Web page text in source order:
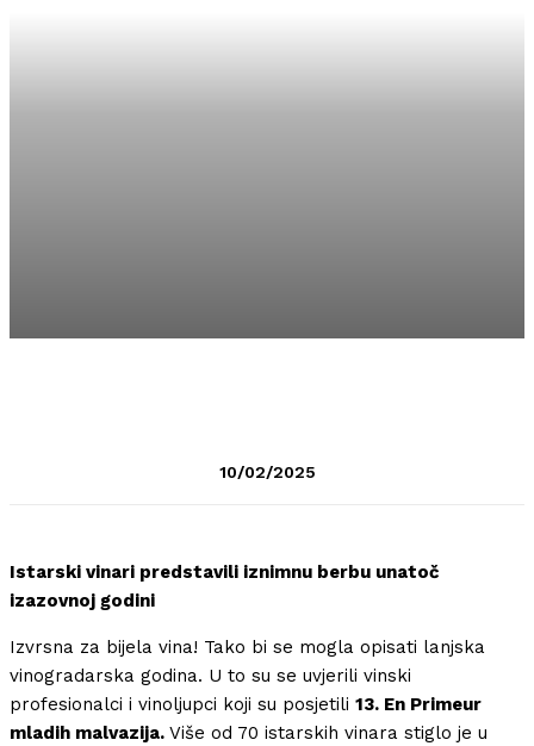
10/02/2025
Istarski vinari predstavili iznimnu berbu unatoč
izazovnoj godini
Izvrsna za bijela vina! Tako bi se mogla opisati lanjska
vinogradarska godina. U to su se uvjerili vinski
profesionalci i vinoljupci koji su posjetili 13. En Primeur
mladih malvazija. Više od 70 istarskih vinara stiglo je u